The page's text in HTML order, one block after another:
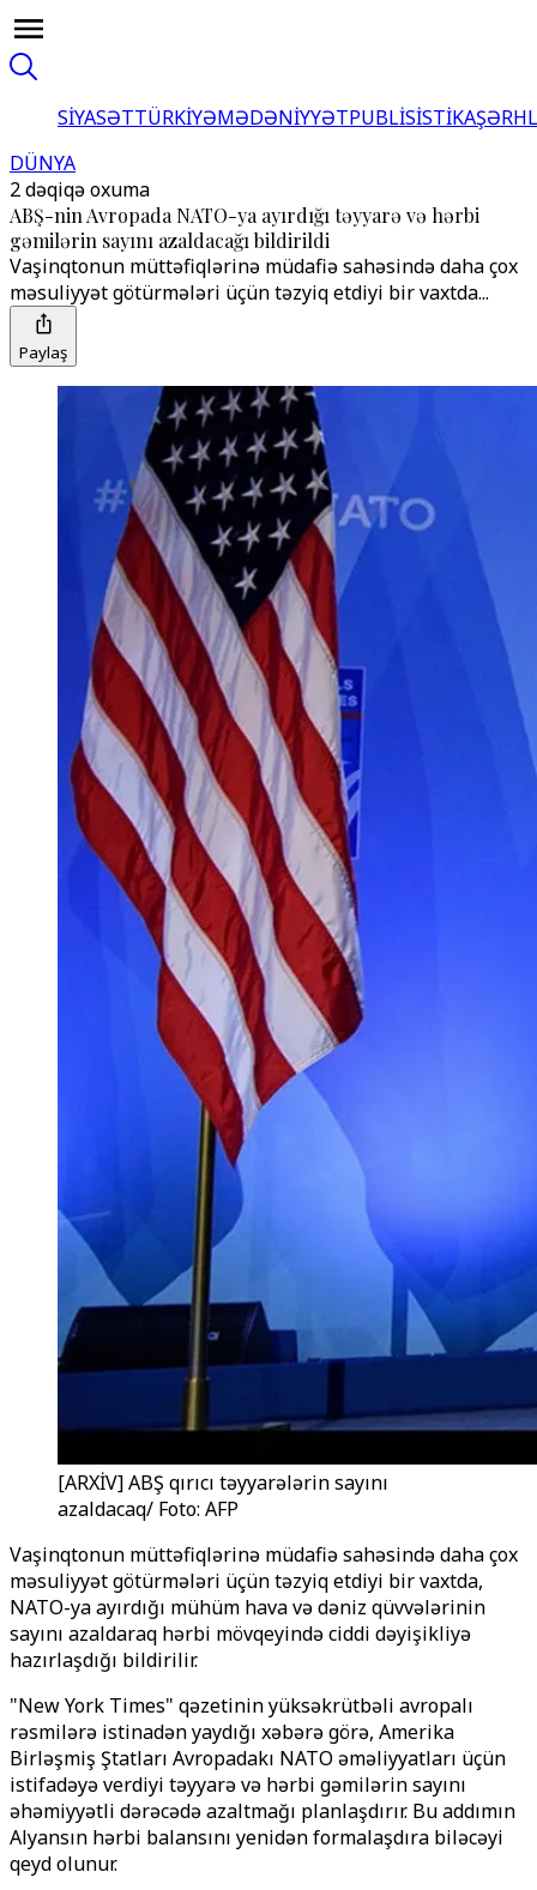
SİYASƏTTÜRKİYƏMƏDƏNİYYƏTPUBLİSİSTİKA
DÜNYA
2 dəqiqə oxuma
ABŞ-nin Avropada NATO-ya ayırdığı təyyarə və hərbi
gəmilərin sayını azaldacağı bildirildi
Vaşinqtonun müttəfiqlərinə müdafiə sahəsində daha çox
məsuliyyət götürmələri üçün təzyiq etdiyi bir vaxtda...
Paylaş
[ARXİV] ABŞ qırıcı təyyarələrin sayını
azaldacaq/ Foto: AFP
Vaşinqtonun müttəfiqlərinə müdafiə sahəsində daha çox
məsuliyyət götürmələri üçün təzyiq etdiyi bir vaxtda,
NATO-ya ayırdığı mühüm hava və dəniz qüvvələrinin
sayını azaldaraq hərbi mövqeyində ciddi dəyişikliyə
hazırlaşdığı bildirilir.
"New York Times" qəzetinin yüksəkrütbəli avropalı
rəsmilərə istinadən yaydığı xəbərə görə, Amerika
Birləşmiş Ştatları Avropadakı NATO əməliyyatları üçün
istifadəyə verdiyi təyyarə və hərbi gəmilərin sayını
əhəmiyyətli dərəcədə azaltmağı planlaşdırır. Bu addımın
Alyansın hərbi balansını yenidən formalaşdıra biləcəyi
qeyd olunur.